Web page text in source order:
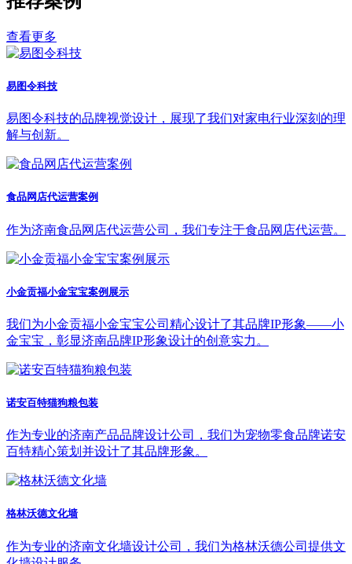
查看更多
易图令科技
易图令科技的品牌视觉设计，展现了我们对家电行业深刻的理
解与创新。
食品网店代运营案例
作为济南食品网店代运营公司，我们专注于食品网店代运营。
小金贡福小金宝宝案例展示
我们为小金贡福小金宝宝公司精心设计了其品牌IP形象——小
金宝宝，彰显济南品牌IP形象设计的创意实力。
诺安百特猫狗粮包装
作为专业的济南产品品牌设计公司，我们为宠物零食品牌诺安
百特精心策划并设计了其品牌形象。
格林沃德文化墙
作为专业的济南文化墙设计公司，我们为格林沃德公司提供文